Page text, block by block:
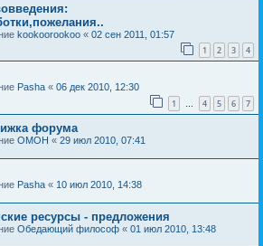
kookoorookoo « 02 сен 2011, 01:57
1 2 3 4
Pasha « 06 дек 2010, 12:30
1 … 4 5 6 7
форума
OMOH « 29 июл 2010, 07:41
Pasha « 10 июл 2010, 14:38
ресурсы - предложения
Обедающий философ « 01 июл 2010, 13:48